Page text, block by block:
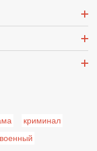
криминал
военный